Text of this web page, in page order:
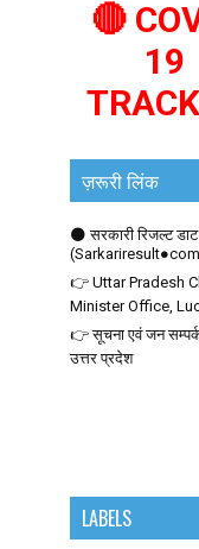
🔴
19
ज़रूरी लिंक
🌑 सरकारी रिजल्ट
👉 Uttar Pradesh
Minister Office,
👉 सूचना एवं जन
उत्तर प्रदेश
LABELS